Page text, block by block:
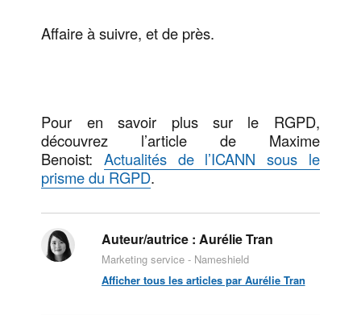
Affaire à suivre, et de près.
Pour en savoir plus sur le RGPD,
découvrez l’article de Maxime
Benoist:Actualités de l’ICANN sous le
prisme du RGPD.
Auteur/autrice : Aurélie Tran
Marketing service - Nameshield
Afficher tous les articles par Aurélie Tran